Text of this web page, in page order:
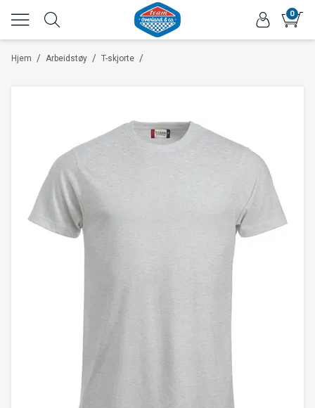
0
/
Hjem /
Arbeidstøy /
T-skjorte